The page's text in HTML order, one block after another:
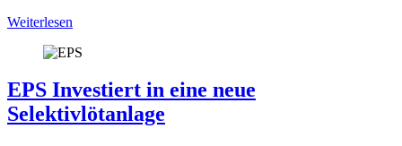
Weiterlesen
EPS Investiert in eine neue
Selektivlötanlage